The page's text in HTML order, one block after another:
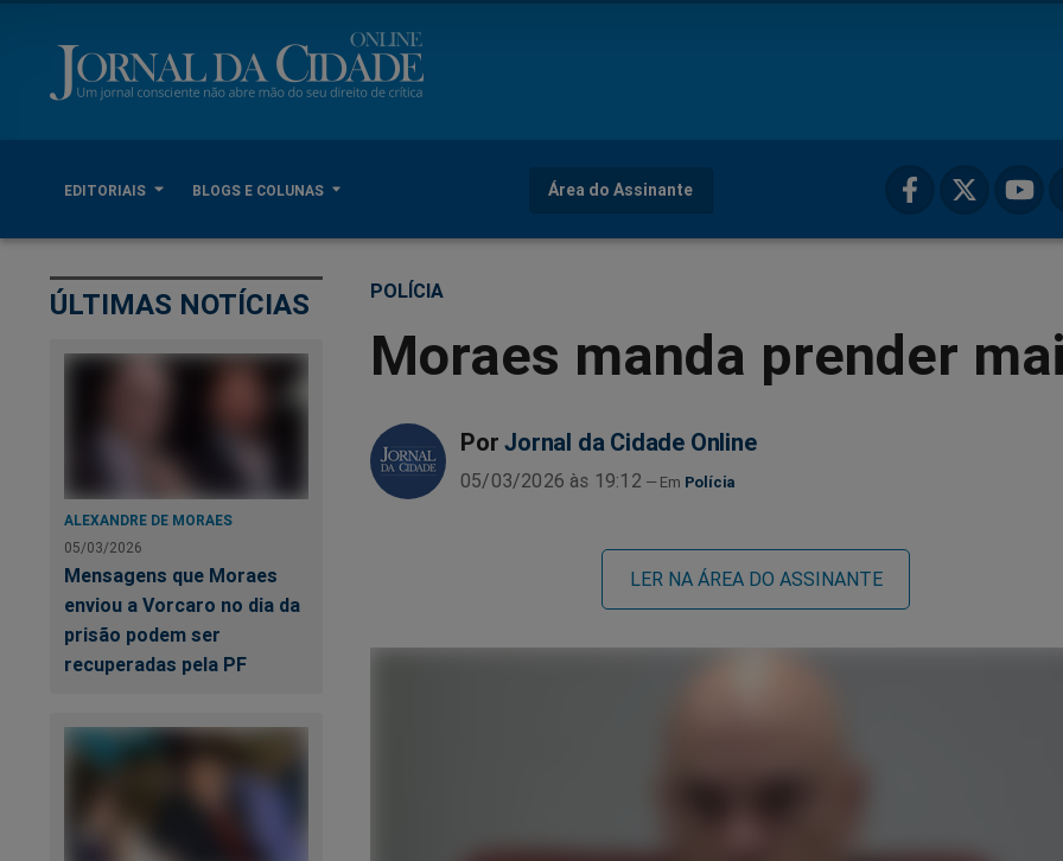
EDITORIAIS BLOGS E COLUNAS Área do Assinante
ÚLTIMAS NOTÍCIAS
ALEXANDRE DE MORAES
05/03/2026
Mensagens que Moraes
enviou a Vorcaro no dia da
prisão podem ser
recuperadas pela PF
POLÍCIA
Moraes manda prender
Por Jornal da Cidade Online
05/03/2026 às 19:12 Polícia
LER NA ÁREA DO ASSINANTE